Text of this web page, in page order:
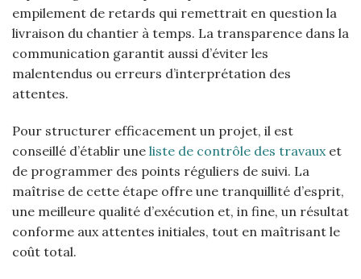
empilement de retards qui remettrait en question la
livraison du chantier à temps. La transparence dans la
communication garantit aussi d’éviter les
malentendus ou erreurs d’interprétation des
attentes.
Pour structurer efficacement un projet, il est
conseillé d’établir une liste de contrôle des travauxet
de programmer des points réguliers de suivi. La
maîtrise de cette étape offre une tranquillité d’esprit,
une meilleure qualité d’exécution et, in fine, un résultat
conforme aux attentes initiales, tout en maîtrisant le
coût total.